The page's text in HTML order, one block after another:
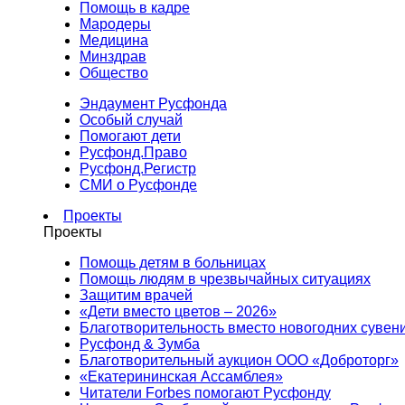
Помощь в кадре
Мародеры
Медицина
Минздрав
Общество
Эндаумент Русфонда
Особый случай
Помогают дети
Русфонд.Право
Русфонд.Регистр
СМИ о Русфонде
Проекты
Проекты
Помощь детям в больницах
Помощь людям в чрезвычайных ситуациях
Защитим врачей
«Дети вместо цветов – 2026»
Благотворительность вместо новогодних
Русфонд & Зумба
Благотворительный аукцион ООО «Доброторг»
«Екатерининская Ассамблея»
Читатели Forbes помогают Русфонду